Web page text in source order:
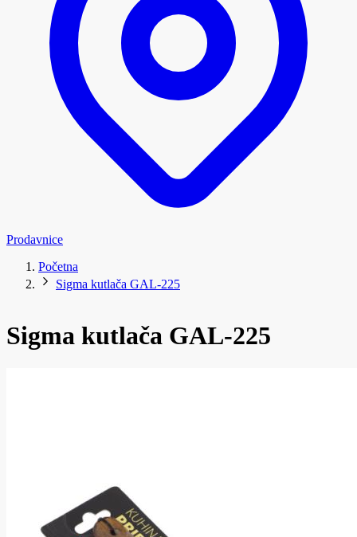
Prodavnice
Početna
Sigma kutlača GAL-225
Sigma kutlača GAL-225